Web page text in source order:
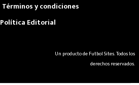
Términos y condiciones
Política Editorial
Un producto de Futbol Sites. Todos los
derechos reservados.